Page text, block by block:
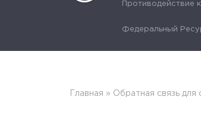
Противодействие
Федеральный
Главная » Обратная связь